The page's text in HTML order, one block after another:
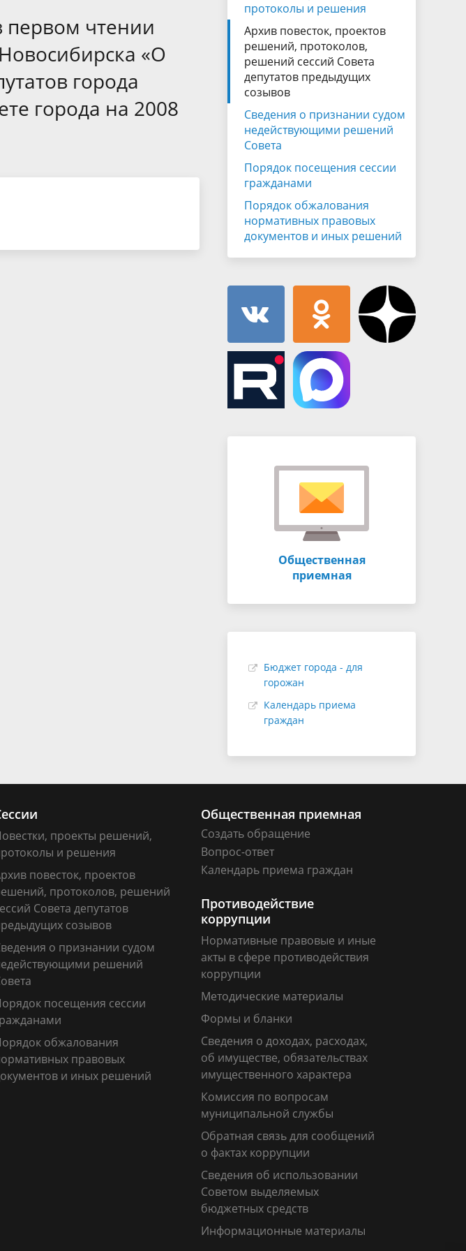
Муниципальная служба
Объявления
обжалования нормативных
правовых документов и иных
имущественного характера
Сведения об использовании Советом
выделяемых бюджетных средств
Информационные материалы
чтении
«О
города
города на 2008
протоколы и решения
Архив повесток, проектов
решений, протоколов,
решений сессий Совета
депутатов предыдущих
созывов
Сведения о признании судом
недействующими решений
Совета
Порядок посещения сессии
гражданами
Порядок обжалования
нормативных правовых
документов и иных решений
Общественная
приемная
Бюджет города - для
горожан
Календарь приема
граждан
проекты решений,
и решения
повесток, проектов
протоколов, решений
Совета депутатов
созывов
о признании судом
решений
посещения сессии
обжалования
правовых
и иных решений
Общественная приемная
Создать обращение
Вопрос-ответ
Календарь приема граждан
Противодействие
коррупции
Нормативные правовые и иные
акты в сфере противодействия
коррупции
Методические материалы
Формы и бланки
Сведения о доходах, расходах,
об имуществе, обязательствах
имущественного характера
Комиссия по вопросам
муниципальной службы
Обратная связь для сообщений
о фактах коррупции
Сведения об использовании
Советом выделяемых
бюджетных средств
Информационные материалы